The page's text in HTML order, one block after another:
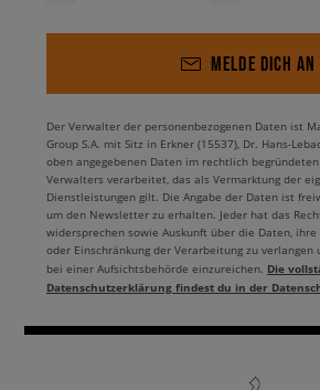
MELDE DICH AN
Der Verwalter der personenbezogenen Daten ist
Group S.A. mit Sitz in Erkner (15537), Dr. Hans-
oben angegebenen Daten im rechtlich
Verwalters verarbeitet, das als Vermarktung der
Dienstleistungen gilt. Die Angabe der Daten ist
um den Newsletter zu erhalten. Jeder hat das
widersprechen sowie Auskunft über die Daten, ihre
oder Einschränkung der Verarbeitung zu verlangen
bei einer Aufsichtsbehörde einzureichen. Die
Datenschutzerklärung findest du in der